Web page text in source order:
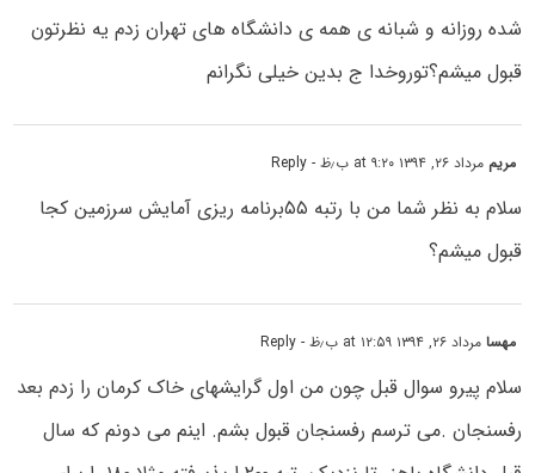
شده روزانه و شبانه ی همه ی دانشگاه های تهران زدم یه نظرتون
قبول میشم؟توروخدا ج بدین خیلی نگرانم
مریم مرداد ۲۶, ۱۳۹۴ at ۹:۲۰ ب٫ظ - Reply
سلام به نظر شما من با رتبه ۵۵برنامه ریزی آمایش سرزمین کجا
قبول میشم؟
مهسامرداد ۲۶, ۱۳۹۴ at ۱۲:۵۹ ب٫ظ - Reply
سلام پیرو سوال قبل چون من اول گرایشهای خاک کرمان را زدم بعد
رفسنجان .می ترسم رفسنجان قبول بشم. اینم می دونم که سال